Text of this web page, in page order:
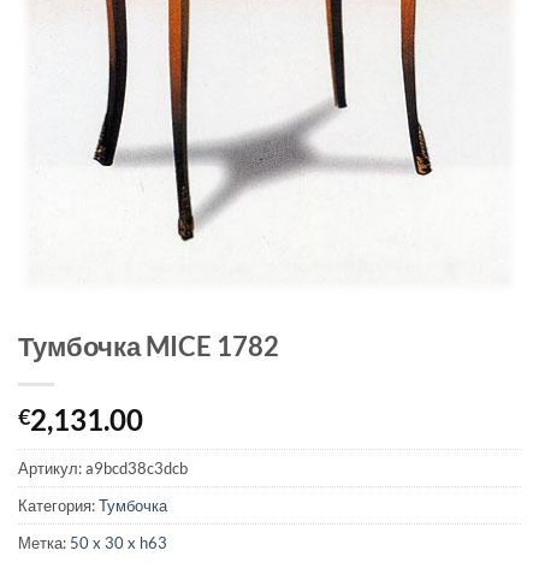
Тумбочка MICE 1782
€2,131.00
Артикул:a9bcd38c3dcb
Категория:Тумбочка
Метка: 50 x 30 x h63